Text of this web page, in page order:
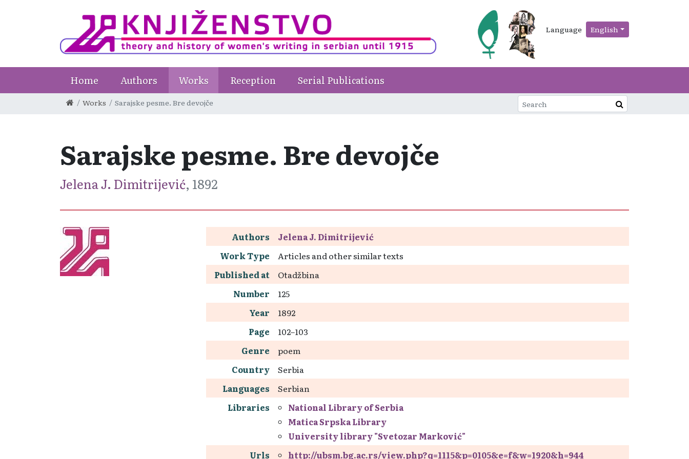
Language English
Home Authors Works Reception Serial Publications
Works Sarajske pesme. Bre devojče
Sarajske pesme. Bre devojče
Jelena J. Dimitrijević, 1892
Authors
Jelena J. Dimitrijević
Work Type
Articles and other similar texts
Published at
Otadžbina
Number
125
Year
1892
Page
102–103
Genre
poem
Country
Serbia
Languages
Serbian
Libraries
National Library of Serbia
Matica Srpska Library
University library "Svetozar Marković"
Urls
http://ubsm.bg.ac.rs/view.php?q=1115&p=0105&e=f&w=1920&h=944